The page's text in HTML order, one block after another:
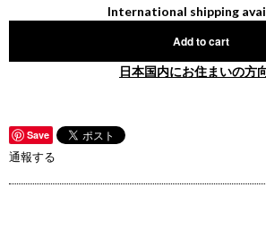
International shipping
Add to cart
日本国内にお住まいの方
Save
通報する